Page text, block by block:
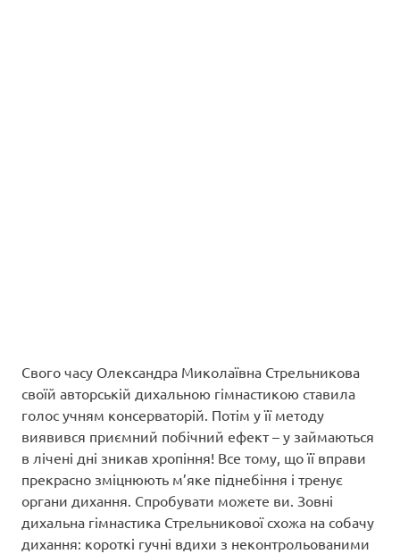
Свого часу Олександра Миколаївна Стрельникова
своїй авторській дихальною гімнастикою ставила
голос учням консерваторій. Потім у її методу
виявився приємний побічний ефект – у займаються
в лічені дні зникав хропіння! Все тому, що її вправи
прекрасно зміцнюють м’яке піднебіння і тренує
органи дихання. Спробувати можете ви. Зовні
дихальна гімнастика Стрельникової схожа на собачу
дихання: короткі гучні вдихи з неконтрольованими